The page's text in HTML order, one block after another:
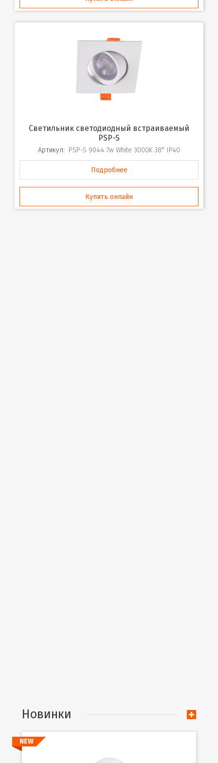
Cветильник светодиодный встраиваемый
PSP-S
Артикул: PSP-S 9044 7w White 3000K 38° IP40
Подробнее
Купить онлайн
Новинки
NEW